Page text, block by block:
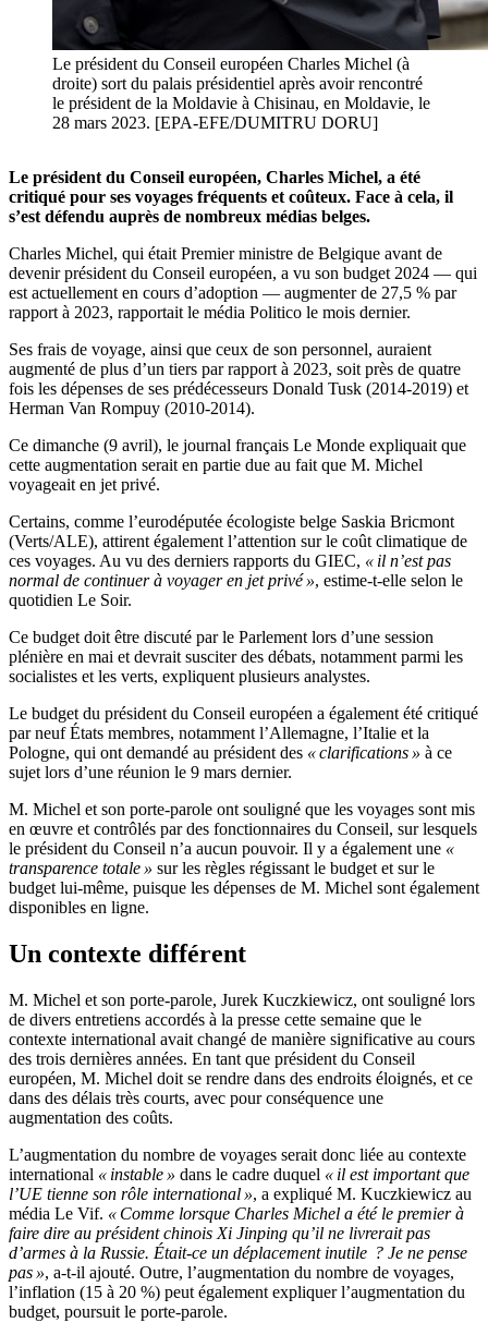
Le président du Conseil européen Charles Michel (à
droite) sort du palais présidentiel après avoir rencontré
le président de la Moldavie à Chisinau, en Moldavie, le
28 mars 2023. [EPA-EFE/DUMITRU DORU]
Le président du Conseil européen, Charles Michel, a été
critiqué pour ses voyages fréquents et coûteux. Face à cela, il
s’est défendu auprès de nombreux médias belges.
Charles Michel, qui était Premier ministre de Belgique avant de
devenir président du Conseil européen, a vu son budget 2024 — qui
est actuellement en cours d’adoption — augmenter de 27,5 % par
rapport à 2023, rapportait le média Politico le mois dernier.
Ses frais de voyage, ainsi que ceux de son personnel, auraient
augmenté de plus d’un tiers par rapport à 2023, soit près de quatre
fois les dépenses de ses prédécesseurs Donald Tusk (2014-2019) et
Herman Van Rompuy (2010-2014).
Ce dimanche (9 avril), le journal français Le Monde expliquait que
cette augmentation serait en partie due au fait que M. Michel
voyageait en jet privé.
Certains, comme l’eurodéputée écologiste belge Saskia Bricmont
(Verts/ALE), attirent également l’attention sur le coût climatique de
ces voyages. Au vu des derniers rapports du GIEC, « il n’est pas
normal de continuer à voyager en jet privé », estime-t-elle selon le
quotidien Le Soir.
Ce budget doit être discuté par le Parlement lors d’une session
plénière en mai et devrait susciter des débats, notamment parmi les
socialistes et les verts, expliquent plusieurs analystes.
Le budget du président du Conseil européen a également été critiqué
par neuf États membres, notamment l’Allemagne, l’Italie et la
Pologne, qui ont demandé au président des « clarifications » à ce
sujet lors d’une réunion le 9 mars dernier.
M. Michel et son porte-parole ont souligné que les voyages sont mis
en œuvre et contrôlés par des fonctionnaires du Conseil, sur lesquels
le président du Conseil n’a aucun pouvoir. Il y a également une «
transparence totale » sur les règles régissant le budget et sur le
budget lui-même, puisque les dépenses de M. Michel sont également
disponibles en ligne.
Un contexte différent
M. Michel et son porte-parole, Jurek Kuczkiewicz, ont souligné lors
de divers entretiens accordés à la presse cette semaine que le
contexte international avait changé de manière significative au cours
des trois dernières années. En tant que président du Conseil
européen, M. Michel doit se rendre dans des endroits éloignés, et ce
dans des délais très courts, avec pour conséquence une
augmentation des coûts.
L’augmentation du nombre de voyages serait donc liée au contexte
international « instable » dans le cadre duquel « il est important que
l’UE tienne son rôle international », a expliqué M. Kuczkiewicz au
média Le Vif. « Comme lorsque Charles Michel a été le premier à
faire dire au président chinois Xi Jinping qu’il ne livrerait pas
d’armes à la Russie. Était-ce un déplacement inutile ? Je ne pense
pas », a-t-il ajouté. Outre, l’augmentation du nombre de voyages,
l’inflation (15 à 20 %) peut également expliquer l’augmentation du
budget, poursuit le porte-parole.